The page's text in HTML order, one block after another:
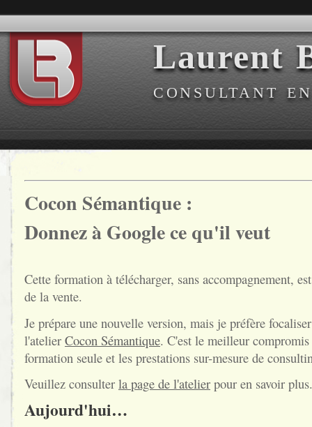
Laurent
CONSULTANT
Cocon Sémantique :
Donnez à Google ce qu'il veut
Cette formation à télécharger, sans accompagnement,
de la vente.
Je prépare une nouvelle version, mais je préfère
l'atelier Cocon Sémantique. C'est le meilleur
formation seule et les prestations sur-mesure de
Veuillez consulter la page de l'atelier pour en savoir plus.
Aujourd'hui…